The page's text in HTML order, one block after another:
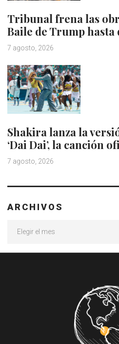
Tribunal frena las
Baile de Trump
7 agosto, 2026
Shakira lanza la
‘Dai Dai’, la canción
7 agosto, 2026
ARCHIVOS